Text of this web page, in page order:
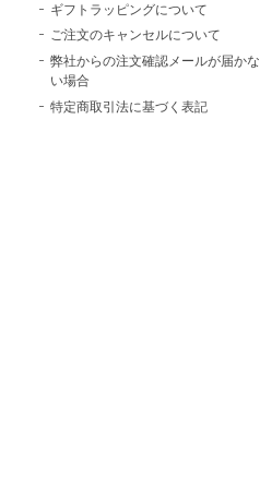
ギフトラッピングについて
ご注文のキャンセルについて
弊社からの注文確認メールが届かな
い場合
特定商取引法に基づく表記